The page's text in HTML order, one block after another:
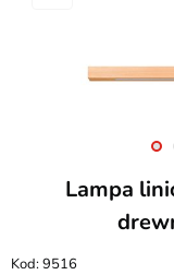
Lampa
9516